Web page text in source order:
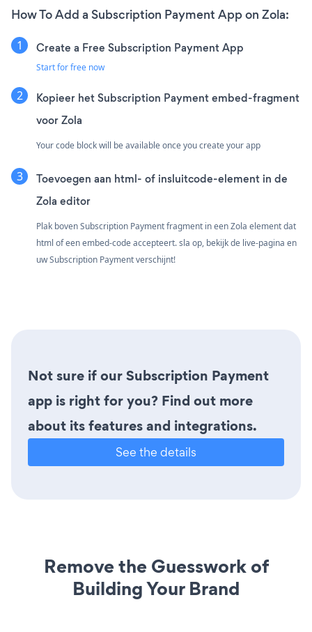
How To Add a Subscription Payment App on Zola:
Create a Free Subscription Payment App
Start for free now
Kopieer het Subscription Payment embed-fragment
voor Zola
Your code block will be available once you create your app
Toevoegen aan html- of insluitcode-element in de
Zola editor
Plak boven Subscription Payment fragment in een Zola element dat
html of een embed-code accepteert. sla op, bekijk de live-pagina en
uw Subscription Payment verschijnt!
Not sure if our Subscription Payment
app is right for you? Find out more
about its features and integrations.
See the details
Remove the Guesswork of
Building Your Brand